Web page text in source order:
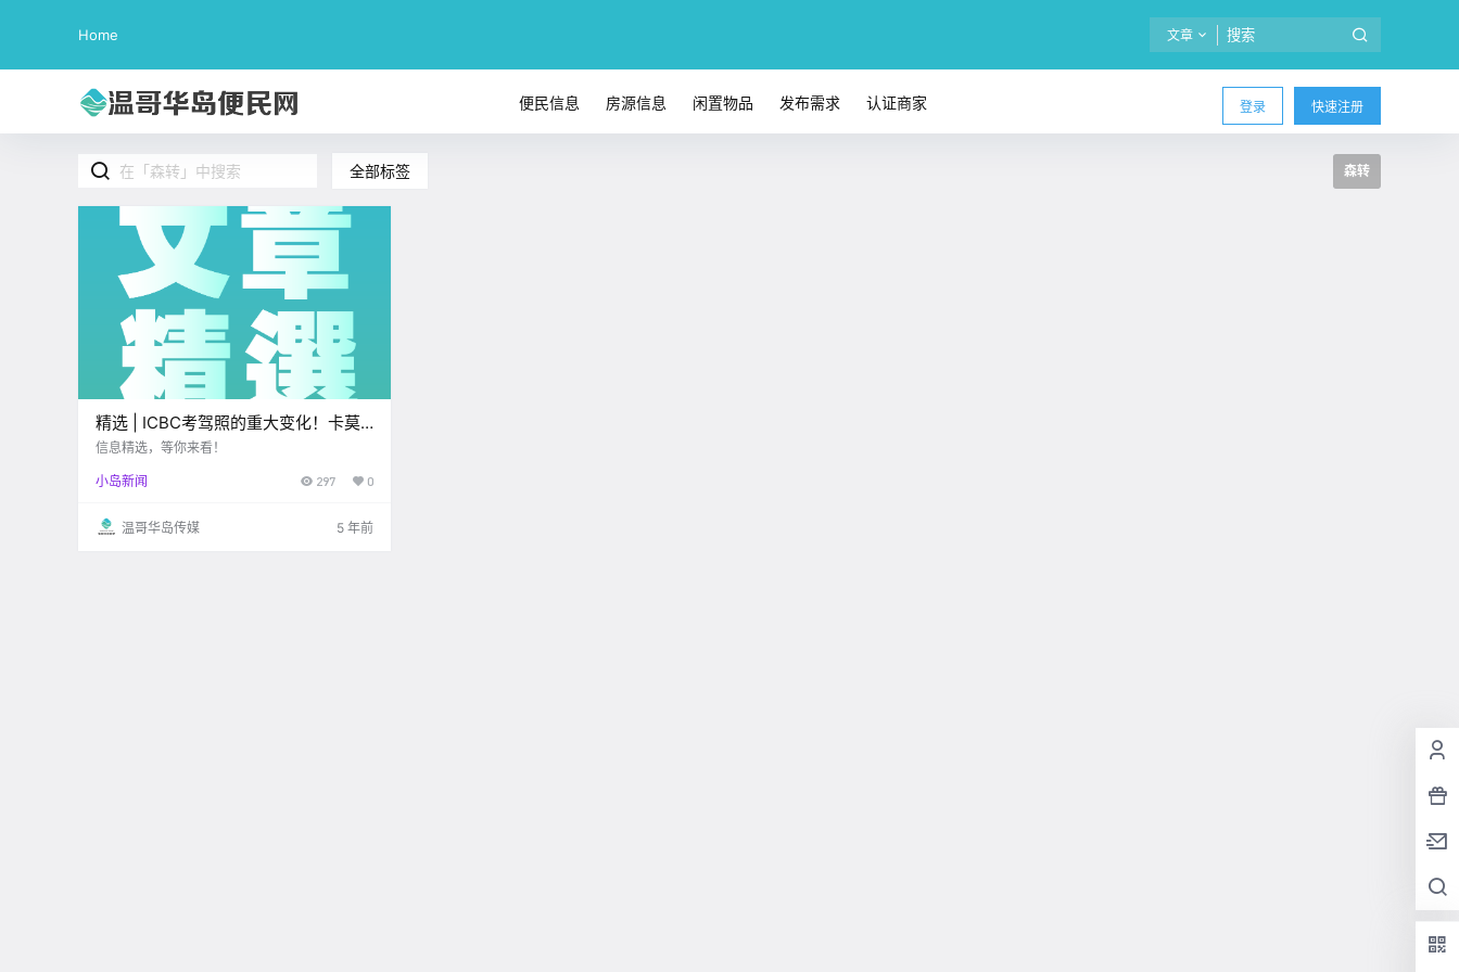
Home 文章
登录 快速注册
便民信息 房源信息 闲置物品 发布需求 认证商家
全部标签 森转
精选 | ICBC考驾照的重大变化！卡莫
森转UVIC必修课…
信息精选，等你来看！
小岛新闻 297 0
温哥华岛传媒 5 年前